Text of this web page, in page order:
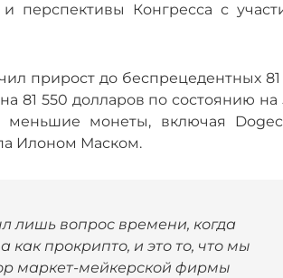
перспективы Конгресса с
прирост до беспрецедентных 81
81 550 долларов по состоянию на
монеты, включая
Илоном Маском.
лишь вопрос времени, когда
как прокрипто, и это то, что мы
маркет-мейкерской фирмы